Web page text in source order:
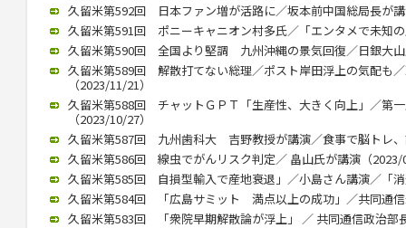
久留米第592回 日本ファン増が活路に／坂本前中国総局長が
久留米第591回 ポニーキャニオン村多氏／「エンタメで未知
久留米第590回 全国より堅調 九州沖縄の景気回復／日銀大
久留米第589回 解散打てない総理／ポスト岸田浮上の気配も
（2023/11/21）
久留米第588回 チャットＧＰＴ「生産性、大きく向上」／第
（2023/10/27）
久留米第587回 九州歯科大 吉野教授が講演／食事で脳トレ
久留米第586回 線虫でがんリスク判定／ 畠山氏が講演（2023/
久留米第585回 自損型輸入で産地衰退」／小島さん講演／「
久留米第584回 「広島サミット 満点以上の成功」／共同通
久留米第583回 「衆院早期解散論が浮上」 ／ 共同通信政治部